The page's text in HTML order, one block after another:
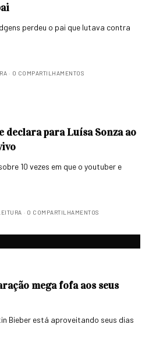
perdeu o pai que lutava contra
0 COMPARTILHAMENTOS
declara para Luísa Sonza ao
10 vezes em que o youtuber e
0 COMPARTILHAMENTOS
mega fofa aos seus
Bieber está aproveitando seus dias